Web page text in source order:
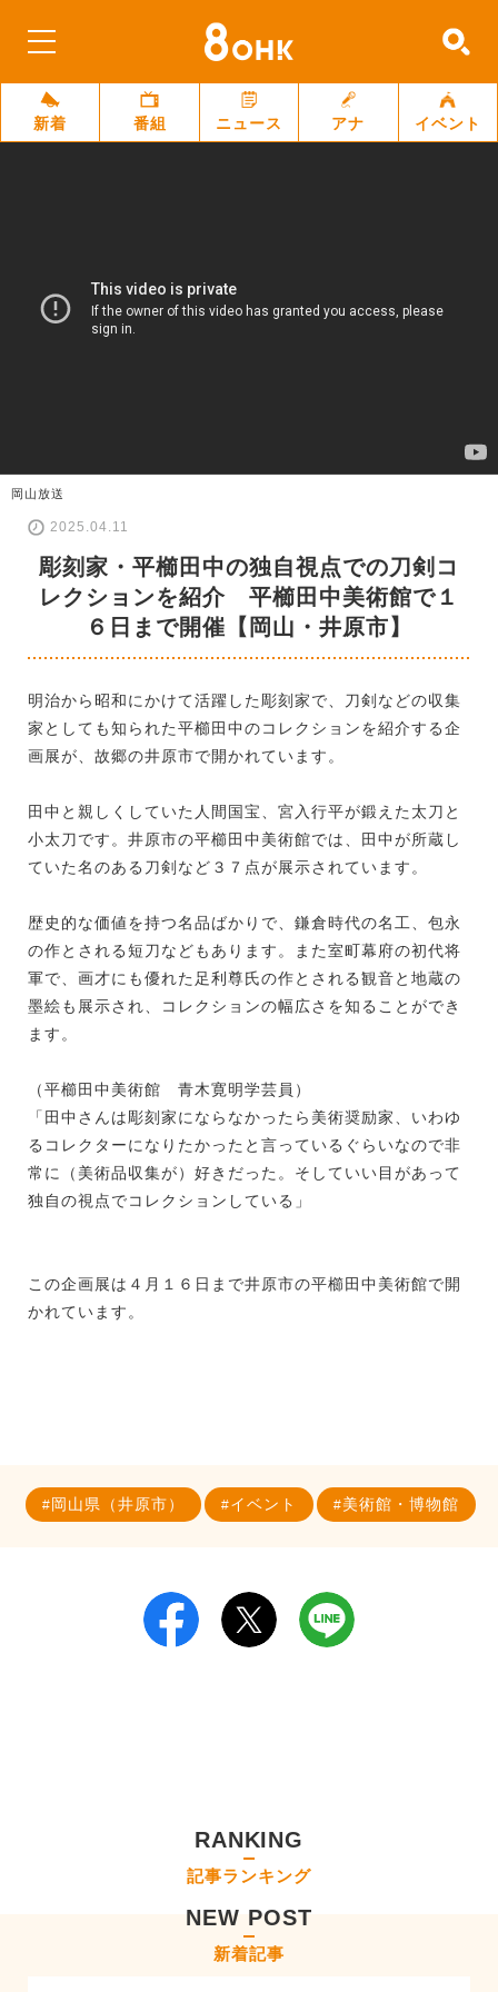
新着 番組 ニュース アナ イベント
岡山放送
2025.04.11
彫刻家・平櫛田中の独自視点での刀剣コ
レクションを紹介 平櫛田中美術館で１
６日まで開催【岡山・井原市】
明治から昭和にかけて活躍した彫刻家で、刀剣などの収集
家としても知られた平櫛田中のコレクションを紹介する企
画展が、故郷の井原市で開かれています。
田中と親しくしていた人間国宝、宮入行平が鍛えた太刀と
小太刀です。井原市の平櫛田中美術館では、田中が所蔵し
ていた名のある刀剣など３７点が展示されています。
歴史的な価値を持つ名品ばかりで、鎌倉時代の名工、包永
の作とされる短刀などもあります。また室町幕府の初代将
軍で、画才にも優れた足利尊氏の作とされる観音と地蔵の
墨絵も展示され、コレクションの幅広さを知ることができ
ます。
（平櫛田中美術館 青木寛明学芸員）
「田中さんは彫刻家にならなかったら美術奨励家、いわゆ
るコレクターになりたかったと言っているぐらいなので非
常に（美術品収集が）好きだった。そしていい目があって
独自の視点でコレクションしている」
この企画展は４月１６日まで井原市の平櫛田中美術館で開
かれています。
岡山県（井原市） イベント 美術館・博物館
RANKING
記事ランキング
NEW POST
新着記事